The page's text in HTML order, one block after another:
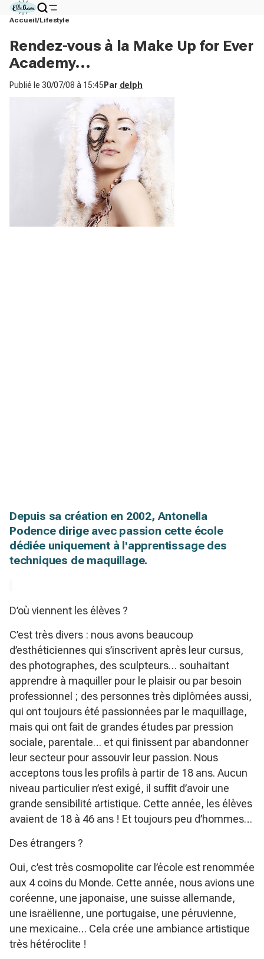
Accueil Lifestyle
Rendez-vous à la Make Up for Ever
Academy...
Publié le 30/07/08 à 15:45 Par delph
Depuis sa création en 2002, Antonella
Podence dirige avec passion cette école
dédiée uniquement à l'apprentissage des
techniques de maquillage.
D’où viennent les élèves ?
C’est très divers : nous avons beaucoup
d’esthéticiennes qui s’inscrivent après leur cursus,
des photographes, des sculpteurs… souhaitant
apprendre à maquiller pour le plaisir ou par besoin
professionnel ; des personnes très diplômées aussi,
qui ont toujours été passionnées par le maquillage,
mais qui ont fait de grandes études par pression
sociale, parentale… et qui finissent par abandonner
leur secteur pour assouvir leur passion. Nous
acceptons tous les profils à partir de 18 ans. Aucun
niveau particulier n’est exigé, il suffit d’avoir une
grande sensibilité artistique. Cette année, les élèves
avaient de 18 à 46 ans ! Et toujours peu d’hommes…
Des étrangers ?
Oui, c’est très cosmopolite car l’école est renommée
aux 4 coins du Monde. Cette année, nous avions une
coréenne, une japonaise, une suisse allemande,
une israëlienne, une portugaise, une péruvienne,
une mexicaine… Cela crée une ambiance artistique
très hétéroclite !